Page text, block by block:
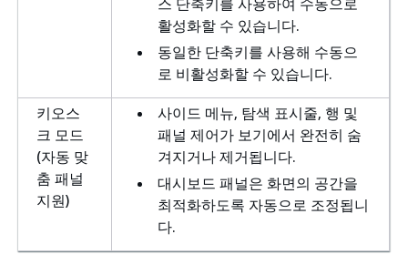
활성화할 수 있습니다.
동일한 단축키를 사용해 수동으
로 비활성화할 수 있습니다.
키오스
크 모드
(자동 맞
춤 패널
지원)
사이드 메뉴, 탐색 표시줄, 행 및
패널 제어가 보기에서 완전히 숨
겨지거나 제거됩니다.
대시보드 패널은 화면의 공간을
최적화하도록 자동으로 조정됩니
다.